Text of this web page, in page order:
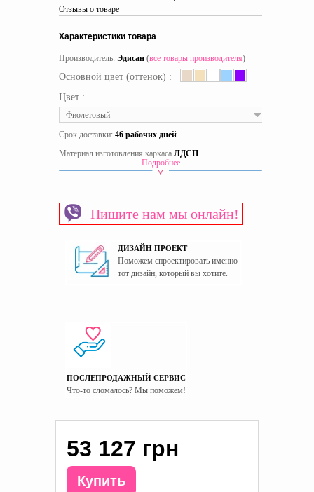
Отзывы о товаре
Характеристики товара
Производитель: Эдисан (все товары производителя)
Основной цвет (оттенок) :
Цвет :
Фиолетовый
Срок доставки: 46 рабочих дней
Материал изготовления каркаса ЛДСП
Материал изготовления фасада
МДФ
Страна производитель Украина
Подробнее
Пишите нам мы онлайн!
ДИЗАЙН ПРОЕКТ
Поможем спроектировать именно
тот дизайн, который вы хотите.
ПОСЛЕПРОДАЖНЫЙ СЕРВИС
Что-то сломалось? Мы поможем!
53 127 грн
Купить